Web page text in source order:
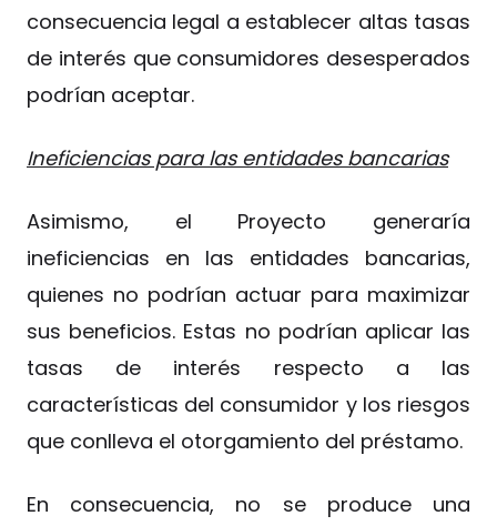
consecuencia legal a establecer altas tasas
de interés que consumidores desesperados
podrían aceptar.
Ineficiencias para las entidades bancarias
Asimismo, el Proyecto generaría
ineficiencias en las entidades bancarias,
quienes no podrían actuar para maximizar
sus beneficios. Estas no podrían aplicar las
tasas de interés respecto a las
características del consumidor y los riesgos
que conlleva el otorgamiento del préstamo.
En consecuencia, no se produce una